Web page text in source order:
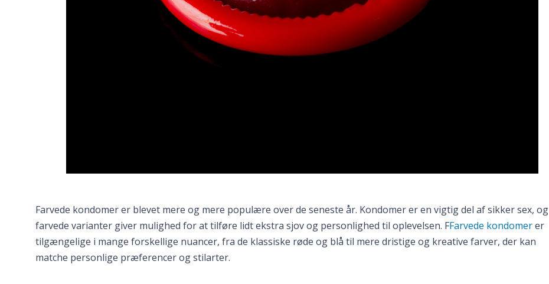
Farvede kondomer er blevet mere og mere populære over de seneste år. Kondomer er en vigtig del af sikker sex, og
farvede varianter giver mulighed for at tilføre lidt ekstra sjov og personlighed til oplevelsen. FFarvede kondomerer
tilgængelige i mange forskellige nuancer, fra de klassiske røde og blå til mere dristige og kreative farver, der kan
matche personlige præferencer og stilarter.